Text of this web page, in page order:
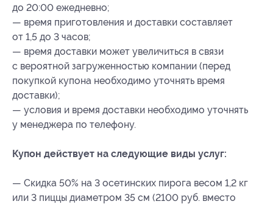
до 20:00 ежедневно;
— время приготовления и доставки составляет
от 1,5 до 3 часов;
— время доставки может увеличиться в связи
с вероятной загруженностью компании (перед
покупкой купона необходимо уточнять время
доставки);
— условия и время доставки необходимо уточнять
у менеджера по телефону.
Купон действует на следующие виды услуг:
— Скидка 50% на 3 осетинских пирога весом 1,2 кг
или 3 пиццы диаметром 35 см (2100 руб. вместо